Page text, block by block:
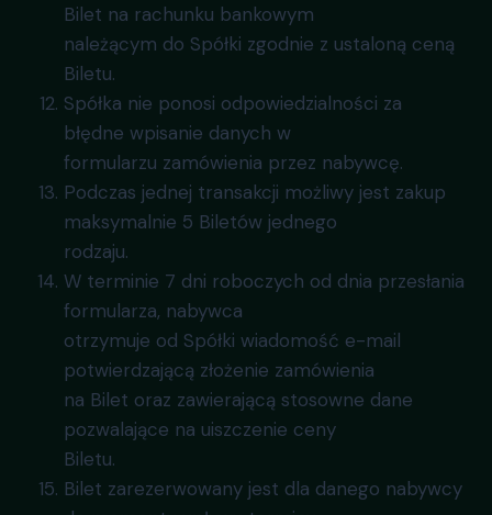
Bilet na rachunku bankowym
należącym do Spółki zgodnie z ustaloną ceną
Biletu.
Spółka nie ponosi odpowiedzialności za
błędne wpisanie danych w
formularzu zamówienia przez nabywcę.
Podczas jednej transakcji możliwy jest zakup
maksymalnie 5 Biletów jednego
rodzaju.
W terminie 7 dni roboczych od dnia przesłania
formularza, nabywca
otrzymuje od Spółki wiadomość e-mail
potwierdzającą złożenie zamówienia
na Bilet oraz zawierającą stosowne dane
pozwalające na uiszczenie ceny
Biletu.
Bilet zarezerwowany jest dla danego nabywcy